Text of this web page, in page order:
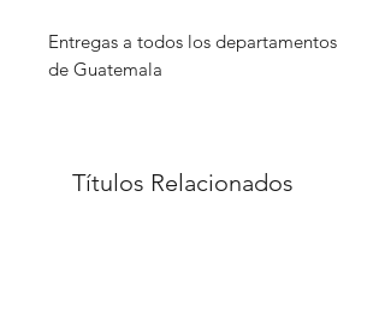
Entregas a todos los departamentos
de Guatemala
Títulos Relacionados